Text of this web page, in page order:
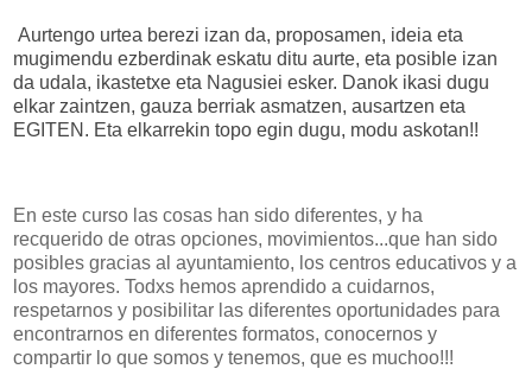
Aurtengo urtea berezi izan da, proposamen, ideia eta
mugimendu ezberdinak eskatu ditu aurte, eta posible izan
da udala, ikastetxe eta Nagusiei esker. Danok ikasi dugu
elkar zaintzen, gauza berriak asmatzen, ausartzen eta
EGITEN. Eta elkarrekin topo egin dugu, modu askotan!!
En este curso las cosas han sido diferentes, y ha
recquerido de otras opciones, movimientos...que han sido
posibles gracias al ayuntamiento, los centros educativos y a
los mayores. Todxs hemos aprendido a cuidarnos,
respetarnos y posibilitar las diferentes oportunidades para
encontrarnos en diferentes formatos, conocernos y
compartir lo que somos y tenemos, que es muchoo!!!